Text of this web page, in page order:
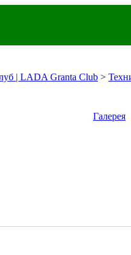
| LADA Granta Club >
Галерея